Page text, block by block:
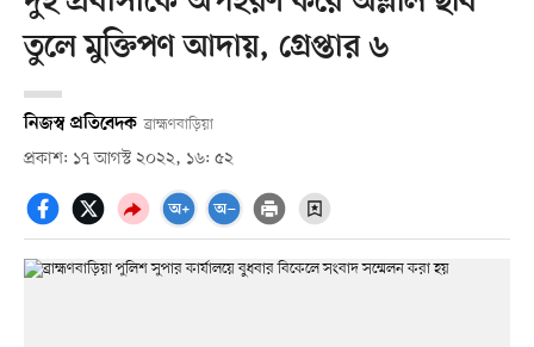
তুলে মুক্তিপণ আদায়, গ্রেপ্তার ৬
নিজস্ব প্রতিবেদক ব্রাহ্মণবাড়িয়া
প্রকাশ: ১৭ আগস্ট ২০২২, ১৬: ৫২